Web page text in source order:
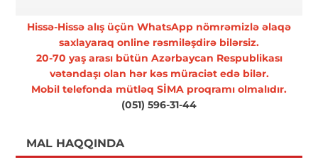
Hissə-Hissə alış üçün WhatsApp nömrəmizlə əlaqə
saxlayaraq online rəsmiləşdirə bilərsiz.
20-70 yaş arası bütün Azərbaycan Respublikası
vətəndaşı olan hər kəs müraciət edə bilər.
Mobil telefonda mütləq SİMA proqramı olmalıdır.
(051) 596-31-44
MAL HAQQINDA